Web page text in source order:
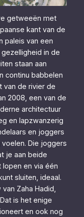
getweeën met
kant van de
paleis van een
in de
staan aan
continu babbelen
van de rivier de
2008, een van de
architectuur
en lapzwanzerig
en joggers
Die joggers
je aan beide
lopen en via één
sluiten, ideaal.
Zaha Hadid,
is het enige
en ook nog